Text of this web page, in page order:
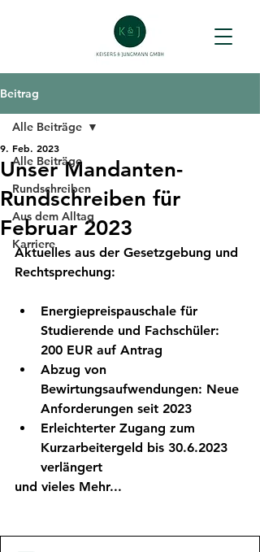
Beitrag
Alle Beiträge
Rundschreiben
Aus dem Alltag
Karriere
Alle Beiträge
Unser Mandanten-
Rundschreiben für
Februar 2023
9. Feb. 2023
Aktuelles aus der Gesetzgebung und
Rechtsprechung:
Energiepreispauschale für
Studierende und Fachschüler:
200 EUR auf Antrag
Abzug von
Bewirtungsaufwendungen: Neue
Anforderungen seit 2023
Erleichterter Zugang zum
Kurzarbeitergeld bis 30.6.2023
verlängert
und vieles Mehr...